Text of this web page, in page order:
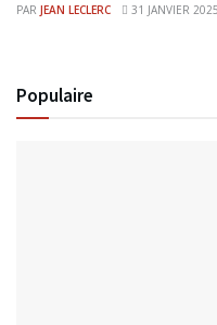
PAR JEAN LECLERC 31 JANVIER 2025
Populaire